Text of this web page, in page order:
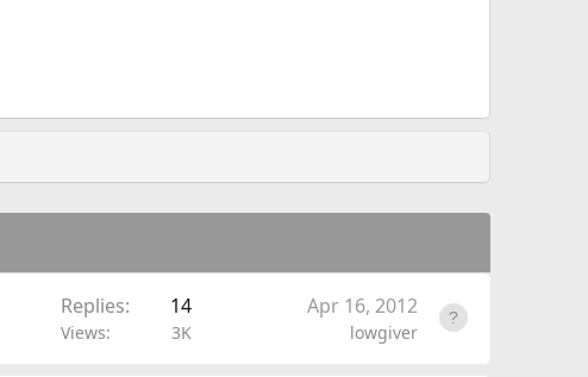
Replies 14
Views 3K
Apr 16, 2012
lowgiver